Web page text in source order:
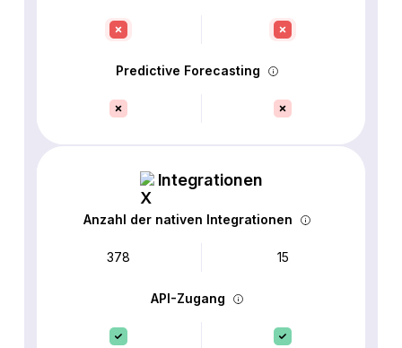
Predictive Forecasting
Integrationen
Anzahl der nativen Integrationen
378 15
API-Zugang